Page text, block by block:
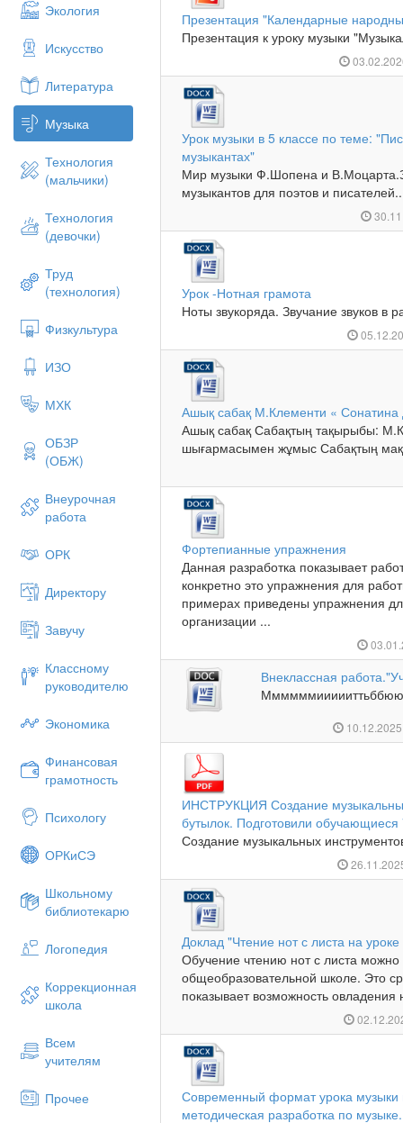
Экология
Искусство
Литература
Музыка
Технология
(мальчики)
Технология
(девочки)
Труд
(технология)
Физкультура
ИЗО
МХК
ОБЗР
(ОБЖ)
Внеурочная
работа
ОРК
Директору
Завучу
Классному
руководителю
Экономика
Финансовая
грамотность
Психологу
ОРКиСЭ
Школьному
библиотекарю
Логопедия
Коррекционная
школа
Всем
учителям
Прочее
Презентация "Календарные
Презентация к уроку музыки
Урок музыки в 5 классе по теме:
музыкантах"
Мир музыки Ф.Шопена и
музыкантов для поэтов и
Урок -Нотная грамота
Ноты звукоряда. Звучание звуков в
Ашық сабақ М.Клементи «
Ашық сабақ Сабақтың тақырыбы:
шығармасымен жұмыс Сабақтың
Фортепианные упражнения
Данная разработка показывает
конкретно это упражнения для
примерах приведены упражнения
организации ...
Внеклассная
ИНСТРУКЦИЯ Создание
бутылок. Подготовили обучающиеся
Создание музыкальных
Доклад "Чтение нот с листа на
Обучение чтению нот с листа
общеобразовательной школе. Это
показывает возможность
Современный формат урока
методическая разработка по музыке.